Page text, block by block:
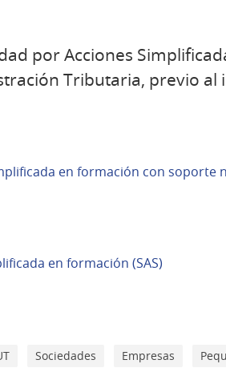
por Acciones
Tributaria, previo al
en formación con soporte
en formación (SAS)
Sociedades Empresas